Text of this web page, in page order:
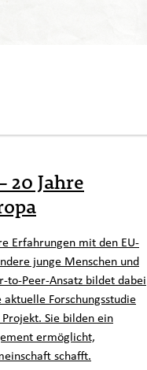
20 Jahre
Erfahrungen mit den EU-
junge Menschen und
to-Peer-Ansatz bildet dabei
Forschungsstudie
Sie bilden ein
ermöglicht,
schafft.